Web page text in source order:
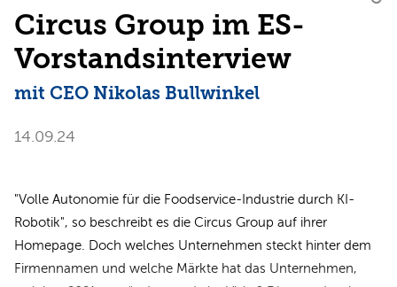
Circus Group im ES-
Vorstandsinterview
mit CEO Nikolas Bullwinkel
14.09.24
"Volle Autonomie für die Foodservice-Industrie durch KI-
Robotik", so beschreibt es die Circus Group auf ihrer
Homepage. Doch welches Unternehmen steckt hinter dem
Firmennamen und welche Märkte hat das Unternehmen,